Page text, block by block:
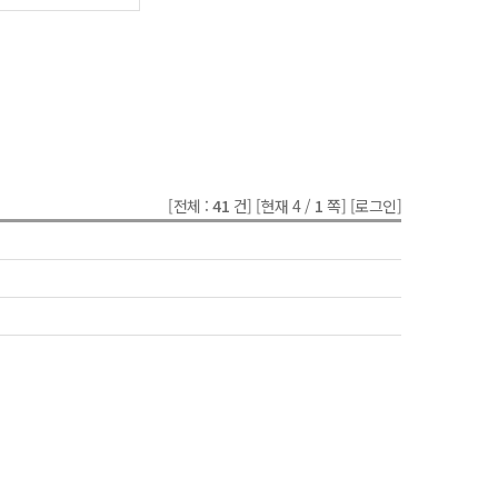
[전체 : 41 건] [현재 4 / 1 쪽] [로그인]